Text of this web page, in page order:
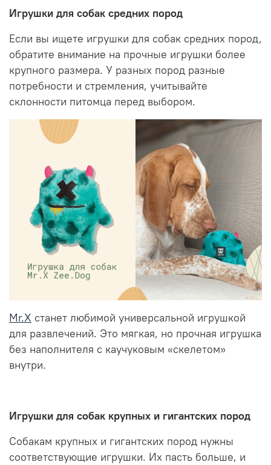
Игрушки для собак средних пород
Если вы ищете игрушки для собак средних пород,
обратите внимание на прочные игрушки более
крупного размера. У разных пород разные
потребности и стремления, учитывайте
склонности питомца перед выбором.
Mr.X станет любимой универсальной игрушкой
для развлечений. Это мягкая, но прочная игрушка
без наполнителя с каучуковым «скелетом»
внутри.
Игрушки для собак крупных и гигантских пород
Собакам крупных и гигантских пород нужны
соответствующие игрушки. Их пасть больше, и